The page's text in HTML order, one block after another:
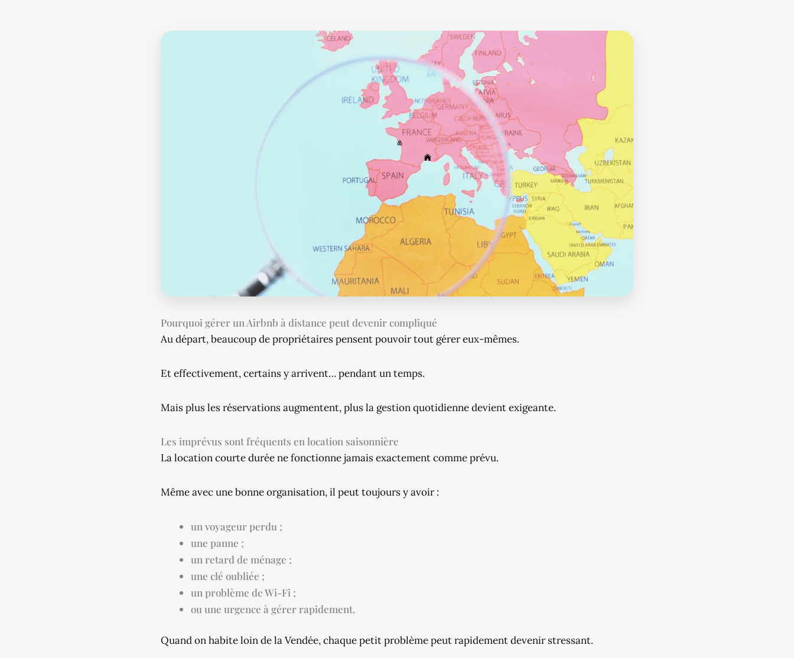
Pourquoi gérer un Airbnb à distance peut devenir compliqué
Au départ, beaucoup de propriétaires pensent pouvoir tout gérer eux-mêmes.
Et effectivement, certains y arrivent… pendant un temps.
Mais plus les réservations augmentent, plus la gestion quotidienne devient exigeante.
Les imprévus sont fréquents en location saisonnière
La location courte durée ne fonctionne jamais exactement comme prévu.
Même avec une bonne organisation, il peut toujours y avoir :
un voyageur perdu ;
une panne ;
un retard de ménage ;
une clé oubliée ;
un problème de Wi-Fi ;
ou une urgence à gérer rapidement.
Quand on habite loin de la Vendée, chaque petit problème peut rapidement devenir stressant.